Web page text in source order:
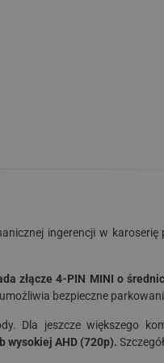
ingerencji w
złącze 4-PIN MINI o
bezpieczne
Dla jeszcze większego
wysokiej AHD (720p).